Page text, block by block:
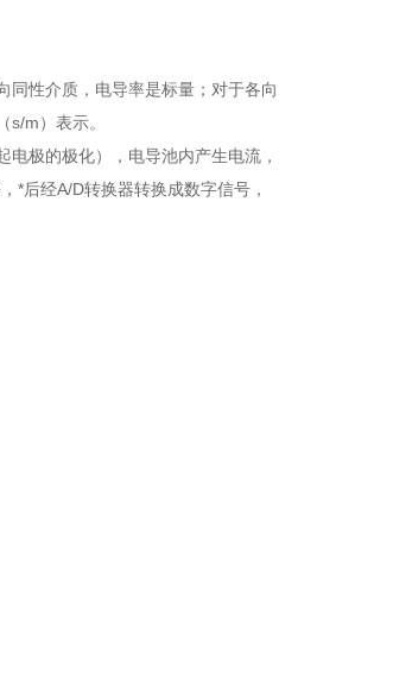
同性介质，电导率是标量；对于各向
m）表示。
极的极化），电导池内产生电流，
*后经A/D转换器转换成数字信号，